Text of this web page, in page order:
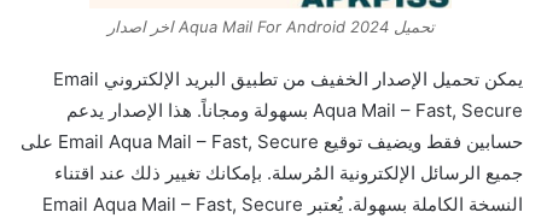
تحميل 2024 Aqua Mail For Android اخر اصدار
يمكن تحميل الإصدار الخفيف من تطبيق البريد الإلكتروني Email
Aqua Mail – Fast, Secure بسهولة ومجاناً. هذا الإصدار يدعم
حسابين فقط ويضيف توقيع Email Aqua Mail – Fast, Secure على
جميع الرسائل الإلكترونية المُرسلة. بإمكانك تغيير ذلك عند اقتناء
النسخة الكاملة بسهولة. يُعتبر Email Aqua Mail – Fast, Secure